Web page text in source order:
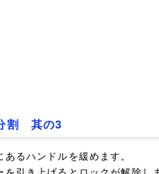
割 其の3
るハンドルを緩めます。